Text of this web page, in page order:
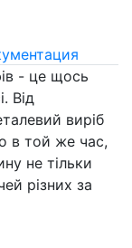
- це щось
Від
виріб
в той же час,
не тільки
різних за